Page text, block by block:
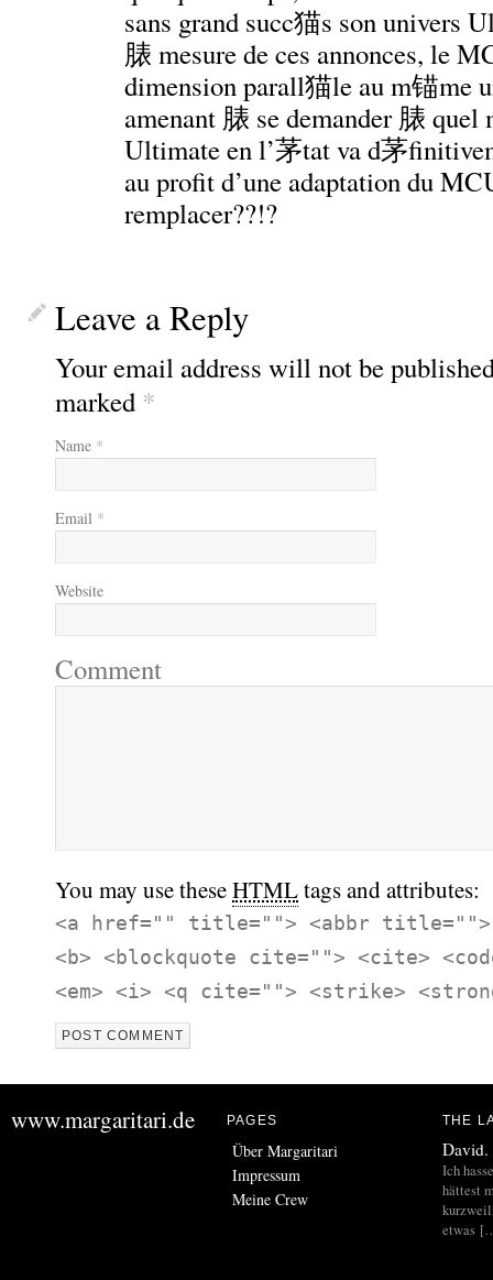
sans grand succ猫s son univers
脿 mesure de ces annonces, le
dimension parall猫le au m锚me
amenant 脿 se demander 脿 quel
Ultimate en l’茅tat va d茅
au profit d’une adaptation du
remplacer??!?
Leave a Reply
Your email address will not be
marked *
Name *
Email *
Website
Comment
You may use theseHTMLtags and attributes:
<a href="" title=""> <abbr title="">
<b> <blockquote cite=""> <cite>
<em> <i> <q cite=""> <strike>
www.margaritari.de PAGES
Über Margaritari
Impressum
Meine Crew
THE
David.
Ich
hättest
etwas